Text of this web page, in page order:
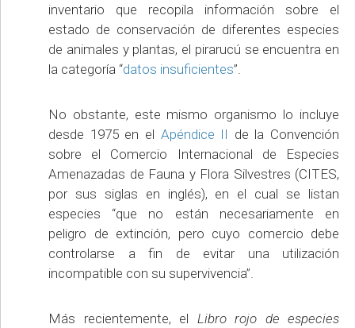
inventario que recopila información sobre el
estado de conservación de diferentes especies
de animales y plantas, el pirarucú se encuentra en
la categoría “datos insuficientes”.
No obstante, este mismo organismo lo incluye
desde 1975 en el Apéndice II de la Convención
sobre el Comercio Internacional de Especies
Amenazadas de Fauna y Flora Silvestres (CITES,
por sus siglas en inglés), en el cual se listan
especies “que no están necesariamente en
peligro de extinción, pero cuyo comercio debe
controlarse a fin de evitar una utilización
incompatible con su supervivencia”.
Más recientemente, el Libro rojo de especies